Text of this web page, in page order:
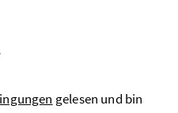
gelesen und bin